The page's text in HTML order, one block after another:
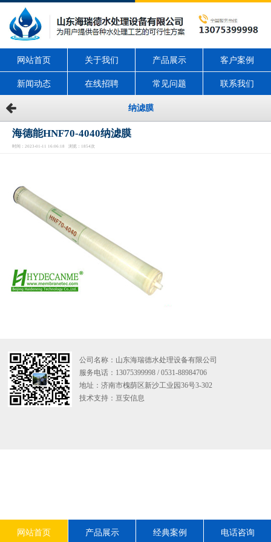
网站首页 关于我们 产品展示 客户案例
新闻动态 在线招聘 常见问题 联系我们
纳滤膜
海德能HNF70-4040纳滤膜
时间：2023-01-11 16:06:18 浏览：1854次
公司名称：山东海瑞德水处理设备有限公司
服务电话：13075399998 / 0531-88984706
地址：济南市槐荫区新沙工业园36号3-302
技术支持： 亘安信息
网站首页 产品展示 经典案例 电话咨询